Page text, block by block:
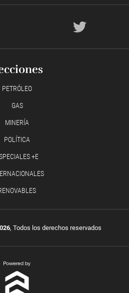
PETRÓLEO
GAS
MINERÍA
POLÍTICA
+E
, Todos los derechos reservados